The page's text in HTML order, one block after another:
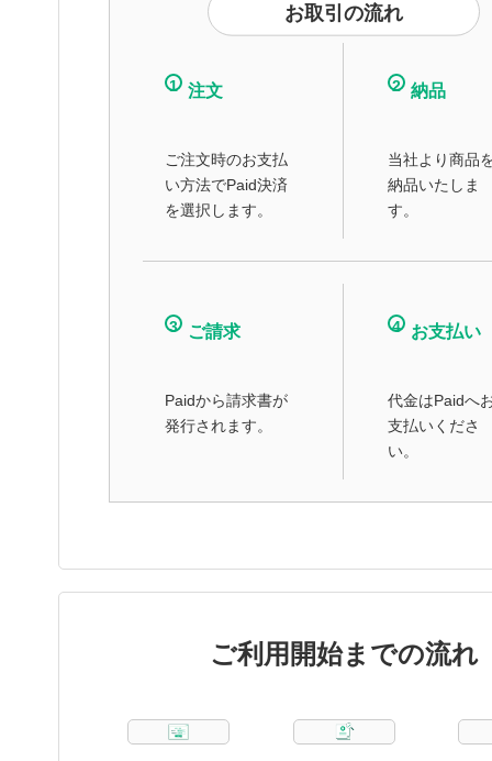
お取引の流れ
1 注文
ご注文時のお支払
い方法でPaid決済
を選択します。
2 納品
当社より商品
納品いたしま
す。
3 ご請求
Paidから請求書が
発行されます。
4 お支払い
代金はPaidへ
支払いくださ
い。
ご利用開始までの流れ